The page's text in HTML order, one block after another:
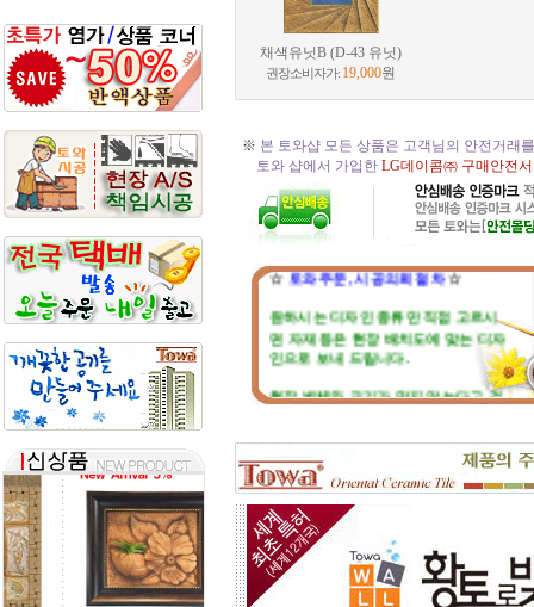
채색유닛B (D-43 유닛)
권장소비자가: 19,000원
※ 본 토와샵 모든 상품은 고객님의 안전거래
토와 샵에서 가입한 LG데이콤㈜ 구매안전
☆토와 주문, 시공의뢰 절차☆
면 자재 등은 현장 배치도에 맞는 디자
인으로 보내 드립니다.
현장 벽체와 크기가 맞지 않는다고 걱
정마세요. 부족하거나 남는부분은 자
토와 분청사기 부조 벽화는 일련
번호가 있으니, 근처에 타일공을 불러
직접 시공하시고, 번거러워 저희 시공
팀에 의뢰하시면, 시공 포함한 세부 견
적도 가능합니다.
☆포인트 벽화는 토아트에서.. ☆